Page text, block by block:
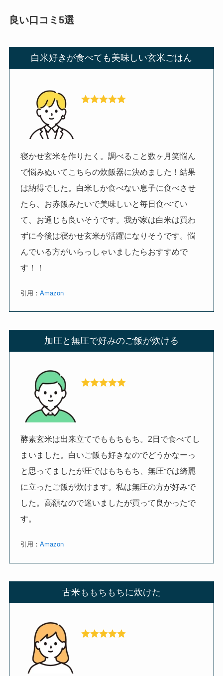
良い口コミ5選
白米好きが食べても美味しい玄米ごはん
寝かせ玄米を作りたく。調べること数ヶ月笑悩ん
で悩みぬいてこちらの炊飯器に決めました！結果
は納得でした。白米しか食べない息子に食べさせ
たら、お赤飯みたいで美味しいと毎日食べてい
て、お通じも良いそうです。我が家は白米は買わ
ずに今後は寝かせ玄米が活躍になりそうです。悩
んでいる方がいらっしゃいましたらおすすめで
す！！
引用：Amazon
加圧と無圧で好みのご飯が炊ける
酵素玄米は出来立てでももちもち。2日で食べてし
まいました。白いご飯も好きなのでどうかなーっ
と思ってましたが圧ではもちもち、無圧では綺麗
に立ったご飯が炊けます。私は無圧の方が好みで
した。高額なので迷いましたが買って良かったで
す。
引用：Amazon
古米ももちもちに炊けた